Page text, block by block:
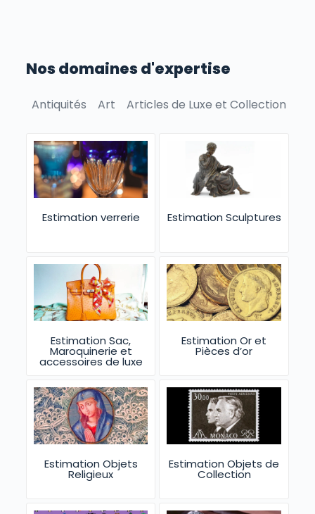
Nos domaines d'expertise
Antiquités Art Articles de Luxe et Collection
Estimation verrerie Estimation Sculptures
Estimation Sac,
Maroquinerie et
accessoires de luxe
Estimation Or et
Pièces d’or
Estimation Objets
Religieux
Estimation Objets de
Collection